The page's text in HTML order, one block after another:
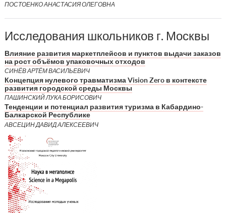
ПОСТОЕНКО АНАСТАСИЯ ОЛЕГОВНА
Исследования школьников г. Москвы
Влияние развития маркетплейсов и пунктов выдачи заказов
на рост объёмов упаковочных отходов
СИНЁВ АРТЁМ ВАСИЛЬЕВИЧ
Концепция нулевого травматизма Vision Zero в контексте
развития городской среды Москвы
ПАШИНСКИЙ ЛУКА БОРИСОВИЧ
Тенденции и потенциал развития туризма в Кабардино-
Балкарской Республике
АВСЕЦИН ДАВИД АЛЕКСЕЕВИЧ